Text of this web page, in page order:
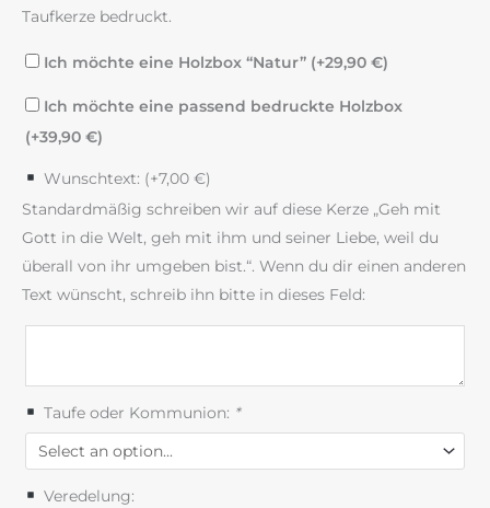
Taufkerze bedruckt.
Ich möchte eine Holzbox “Natur” (+29,90 €)
Ich möchte eine passend bedruckte Holzbox
(+39,90 €)
Wunschtext: (+7,00 €)
Standardmäßig schreiben wir auf diese Kerze „Geh mit
Gott in die Welt, geh mit ihm und seiner Liebe, weil du
überall von ihr umgeben bist.“. Wenn du dir einen anderen
Text wünscht, schreib ihn bitte in dieses Feld:
Taufe oder Kommunion: *
Veredelung: